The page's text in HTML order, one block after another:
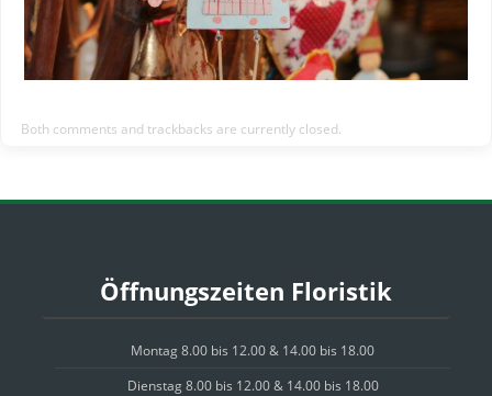
Both comments and trackbacks are currently closed.
Öffnungszeiten Floristik
Montag 8.00 bis 12.00 & 14.00 bis 18.00
Dienstag 8.00 bis 12.00 & 14.00 bis 18.00